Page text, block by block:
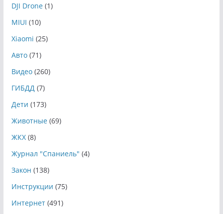
DJI Drone(1)
MIUI (10)
Xiaomi (25)
Авто(71)
Видео(260)
ГИБДД(7)
Дети (173)
Животные(69)
ЖКХ(8)
Журнал "Спаниель" (4)
Закон (138)
Инструкции (75)
Интернет(491)